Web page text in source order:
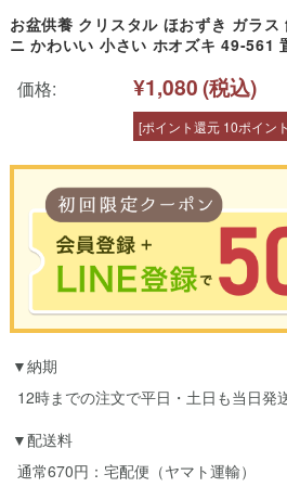
お盆供養 クリスタル ほおずき ガラ
ニ かわいい 小さい ホオズキ 49-561
仏具 cobj
価格: ¥1,080(税込)
[ポイント還元 10ポイン
LINEのアカウントを使って簡単に会員登録＆ロ
納期
12時までの注文で平日・土日も当日発
配送料
通常670円：宅配便（ヤマト運輸）